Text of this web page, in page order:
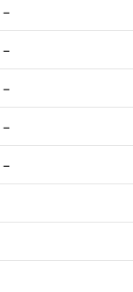
−
−
−
−
−